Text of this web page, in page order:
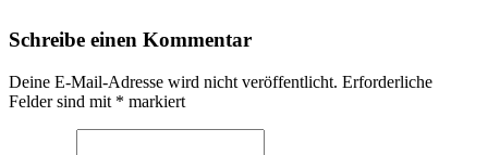
Schreibe einen Kommentar
Deine E-Mail-Adresse wird nicht veröffentlicht. Erforderliche
Felder sind mit * markiert